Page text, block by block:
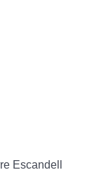
Escandell